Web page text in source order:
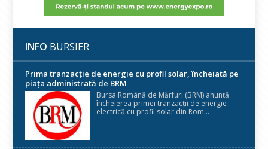
INFO BURSIER
Prima tranzacție de energie cu profil solar, încheiată pe
piața administrată de BRM
Bursa Română de Mărfuri (BRM) anunță
încheierea primei tranzacții de energie
electrică cu profil solar din Rom...